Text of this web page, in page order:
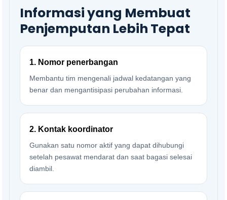
Informasi yang Membuat
Penjemputan Lebih Tepat
1. Nomor penerbangan
Membantu tim mengenali jadwal kedatangan yang
benar dan mengantisipasi perubahan informasi.
2. Kontak koordinator
Gunakan satu nomor aktif yang dapat dihubungi
setelah pesawat mendarat dan saat bagasi selesai
diambil.